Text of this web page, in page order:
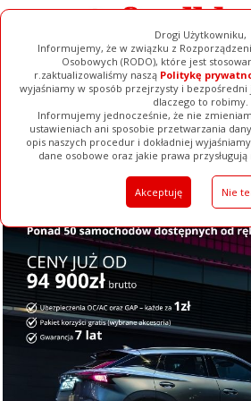
Drogi Użytkowniku,
Informujemy, że w związku z
Osobowych (RODO), które jest
r.zaktualizowaliśmy naszą Politykę
wyjaśniamy w sposób przejrzysty i
dlaczego to robimy.
Informujemy jednocześnie, że nie
ustawieniach ani sposobie przetwarzania
opis naszych procedur i dokładniej
dane osobowe oraz jakie prawa
Akceptuję Nie
Ogłoszenia Filmy Galerie